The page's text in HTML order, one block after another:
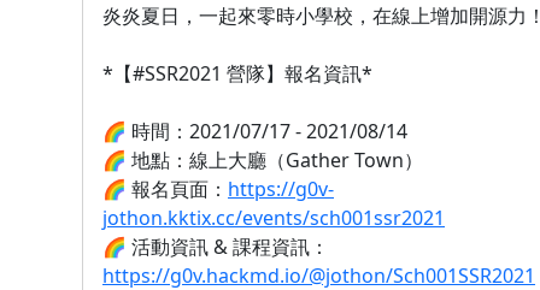
炎炎夏日，一起來零時小學校，在線上增加開源力
*【#SSR2021 營隊】報名資訊*
🌈 時間：2021/07/17 - 2021/08/14
🌈 地點：線上大廳（Gather Town）
🌈 報名頁面： https://g0v-
jothon.kktix.cc/events/sch001ssr2021
🌈 活動資訊 & 課程資訊：
https://g0v.hackmd.io/@jothon/Sch001SSR2021